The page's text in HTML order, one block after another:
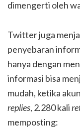
dimengerti oleh
Twitter juga
penyebaran
hanya dengan
informasi bisa
mudah, ketika akun
replies, 2.280 kali
memposting: